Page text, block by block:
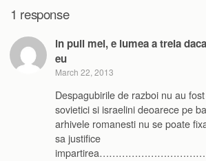
1 response
in puii mei, e lumea a treia
eu
March 22, 2013
Despagubirile de razboi nu au
sovietici si israelini deoarece pe
arhivele romanesti nu se poate
sa justifice